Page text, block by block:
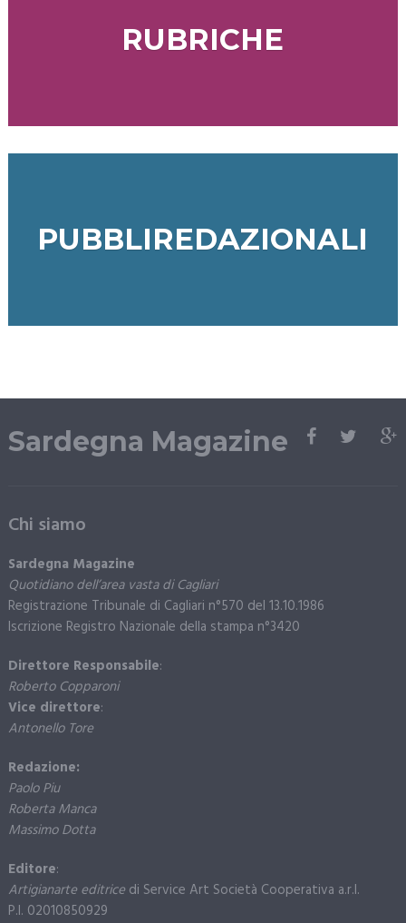
RUBRICHE
PUBBLIREDAZIONALI
Sardegna Magazine
Chi siamo
Sardegna Magazine
Quotidiano dell’area vasta di Cagliari
Registrazione Tribunale di Cagliari n°570 del 13.10.1986
Iscrizione Registro Nazionale della stampa n°3420
Direttore Responsabile:
Roberto Copparoni
Vice direttore:
Antonello Tore
Redazione:
Paolo Piu
Roberta Manca
Massimo Dotta
Editore:
Artigianarte editricedi Service Art Società Cooperativa a.r.l.
P.I. 02010850929